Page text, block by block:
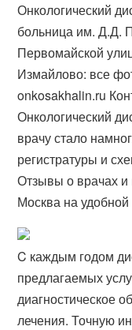
Онкологический
больница им. Д.Д.
Первомайской
Измайлово: все
onkosakhalin.ru
Онкологический
врачу стало
регистратуры и
Отзывы о врачах и
Москва на удобной
C каждым годом
предлагаемых
диагностическое
лечения. Точную